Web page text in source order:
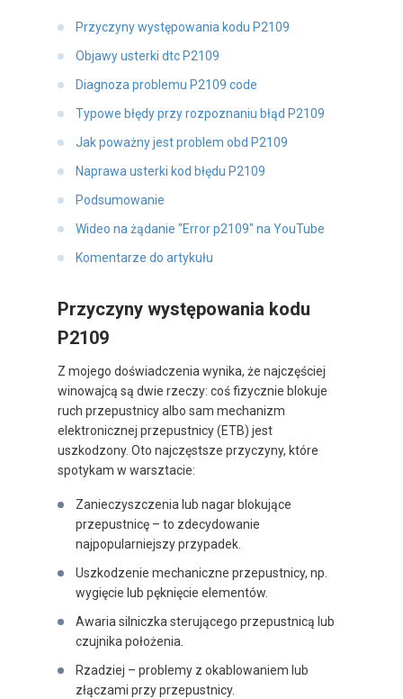
Przyczyny występowania kodu P2109
Objawy usterki dtc P2109
Diagnoza problemu P2109 code
Typowe błędy przy rozpoznaniu błąd P2109
Jak poważny jest problem obd P2109
Naprawa usterki kod błędu P2109
Podsumowanie
Wideo na żądanie "Error p2109" na YouTube
Komentarze do artykułu
Przyczyny występowania kodu
P2109
Z mojego doświadczenia wynika, że najczęściej
winowajcą są dwie rzeczy: coś fizycznie blokuje
ruch przepustnicy albo sam mechanizm
elektronicznej przepustnicy (ETB) jest
uszkodzony. Oto najczęstsze przyczyny, które
spotykam w warsztacie:
Zanieczyszczenia lub nagar blokujące
przepustnicę – to zdecydowanie
najpopularniejszy przypadek.
Uszkodzenie mechaniczne przepustnicy, np.
wygięcie lub pęknięcie elementów.
Awaria silniczka sterującego przepustnicą lub
czujnika położenia.
Rzadziej – problemy z okablowaniem lub
złączami przy przepustnicy.